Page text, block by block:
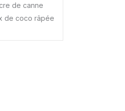
de canne
de coco râpée